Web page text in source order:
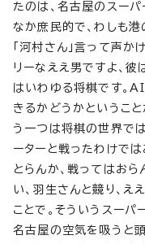
たのは、名古屋のスー
なか庶民的で、わしも
「河村さん」言って声か
リーなええ男ですよ、彼
はいわゆる将棋です。
きるかどうかということ
う一つは将棋の世界では
ーターと戦ったわけでは
とらんか、戦ってはおら
い、羽生さんと競り、え
ことで。そういうスーパ
名古屋の空気を吸うと